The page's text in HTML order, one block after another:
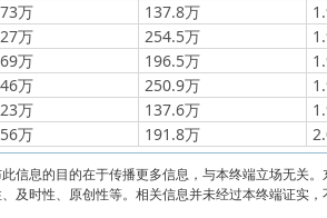
万 137.8万
万 254.5万
万 196.5万
万 250.9万
万 137.6万
万 191.8万
信息的目的在于传播更多信息，与本终端立场无关
及时性、原创性等。相关信息并未经过本终端证实